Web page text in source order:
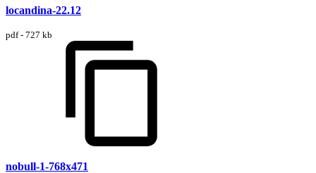
locandina-22.12
pdf - 727 kb
nobull-1-768x471